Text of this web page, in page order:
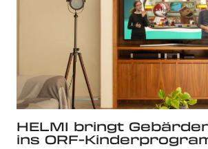
HELMI bringt
ins ORF-